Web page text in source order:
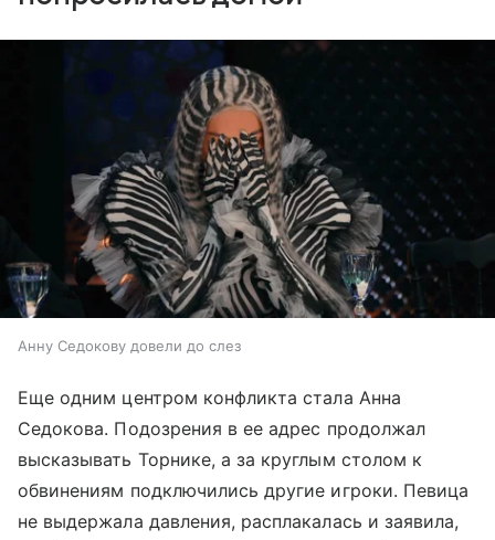
Анну Седокову довели до слез
Еще одним центром конфликта стала Анна
Седокова. Подозрения в ее адрес продолжал
высказывать Торнике, а за круглым столом к
обвинениям подключились другие игроки. Певица
не выдержала давления, расплакалась и заявила,